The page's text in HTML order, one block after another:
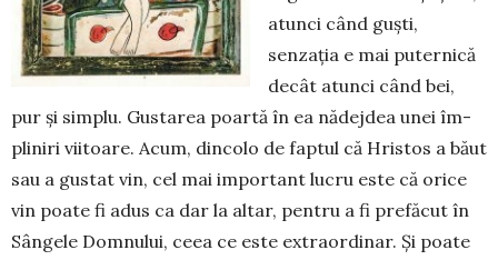
atunci când guști,
senzația e mai puternică
decât atunci când bei,
pur și simplu. Gustarea poartă în ea nădejdea unei îm­
pliniri vii­toa­re. Acum, dincolo de faptul că Hristos a băut
sau a gustat vin, cel mai important lucru este că orice
vin poate fi adus ca dar la altar, pentru a fi prefăcut în
Sângele Domnului, ceea ce este extra­ordinar. Și poate